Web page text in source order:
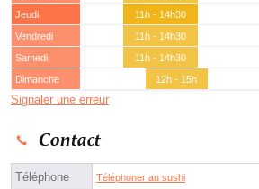
Jeudi
11h - 14h30
Vendredi
11h - 14h30
Samedi
11h - 14h30
Dimanche
12h - 15h
Signaler une erreur
Contact
Téléphone Téléphoner au sushi